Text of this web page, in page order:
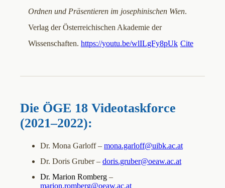
Ordnen und Präsentieren im josephinischen Wien.
Verlag der Österreichischen Akademie der
Wissenschaften. https://youtu.be/wlILgFy8pUk Cite
Die ÖGE 18 Videotaskforce
(2021–2022):
Dr. Mona Garloff – mona.garloff@uibk.ac.at
Dr. Doris Gruber – doris.gruber@oeaw.ac.at
Dr. Marion Romberg –
marion.romberg@oeaw.ac.at